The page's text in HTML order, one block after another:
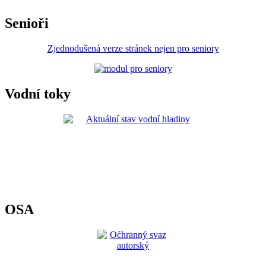
Senioři
Zjednodušená verze stránek nejen pro seniory
Vodní toky
OSA